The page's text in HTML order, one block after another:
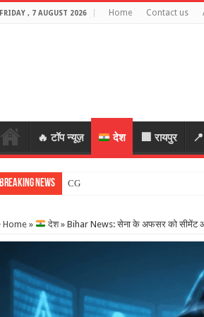
FRIDAY , 7 AUGUST 2026 Home Contact us
🔥 टॉप न्यूज़ देश 🏢 रायपुर
Breaking News CG Crime: महिला के जेवर लेकर भागे
Home » देश » Bihar News: सेना के अफसर को सीमेंट